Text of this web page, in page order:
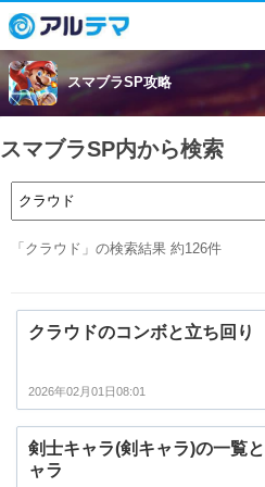
スマブラSP攻略
スマブラSP内から検索
「クラウド」の検索結果 約126件
クラウドのコンボと立ち回り
2026年02月01日08:01
剣士キャラ(剣キャラ)の一覧
ャラ